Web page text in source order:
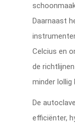
Daarnaast
Celcius en
de
minder lollig
De
efficiënter,